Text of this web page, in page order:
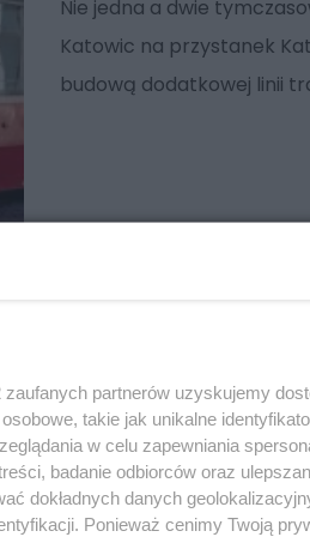
Nie jedna a dwie
Katowic na przystanek
budową dodatkowej linii
partnerów uzyskujemy
takie jak unikalne
w celu zapewniania
badanie odbiorców oraz
dokładnych danych
Ponieważ cenimy Twoją